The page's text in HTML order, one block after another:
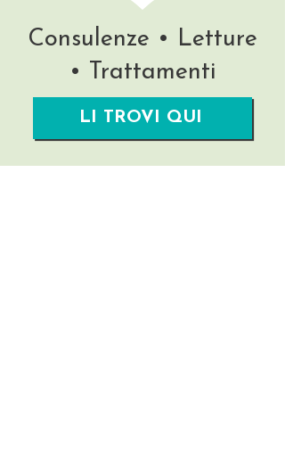
Consulenze • Letture
• Trattamenti
LI TROVI QUI